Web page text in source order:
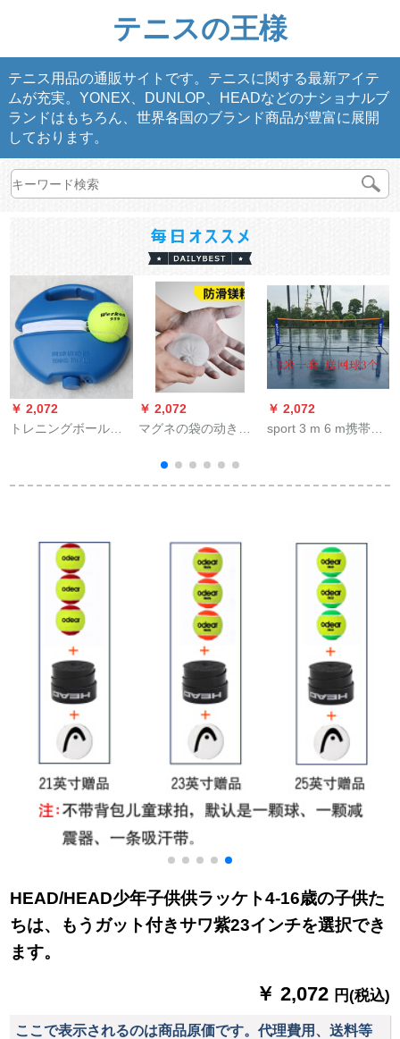
テニスの王様
テニス用品の通販サイトです。テニスに関する最新アイテ
ムが充実。YONEX、DUNLOP、HEADなどのナショナルブ
ランドはもちろん、世界各国のブランド商品が豊富に展開
しております。
￥ 2,072
トレニングボールト
￥ 2,072
マグネの袋の动き止
ト体操の重さは、选
挙のシングルス平行
を上げます。
￥ 2,072
sport 3 m 6 m携帯式
メートルテニスフレ
トします。
HEAD/HEAD少年子供供ラッケト4-16歳の子供た
ちは、もうガット付きサワ紫23インチを選択でき
ます。
￥ 2,072 円(税込)
ここで表示されるのは商品原価です。代理費用、送料等